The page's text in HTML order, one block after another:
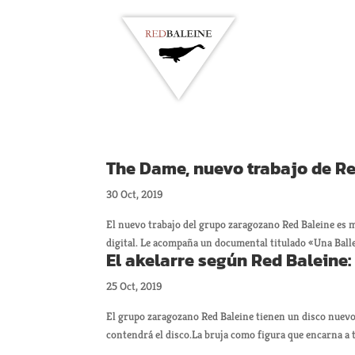
The Dame, nuevo trabajo de
30 Oct, 2019
El nuevo trabajo del grupo zaragozano Red Baleine
digital. Le acompaña un documental titulado «Una
El akelarre según Red
25 Oct, 2019
El grupo zaragozano Red Baleine tienen un disco
contendrá el disco.La bruja como figura que encarna a